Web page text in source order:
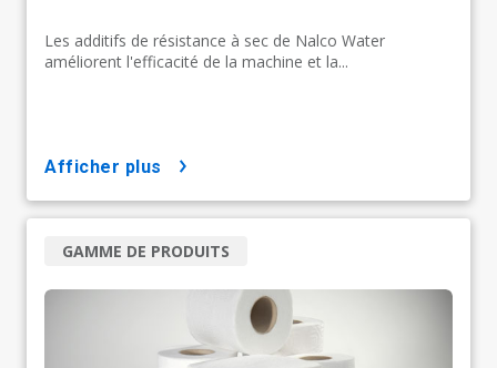
Les additifs de résistance à sec de Nalco Water
améliorent l'efficacité de la machine et la...
afficher plus
GAMME DE PRODUITS